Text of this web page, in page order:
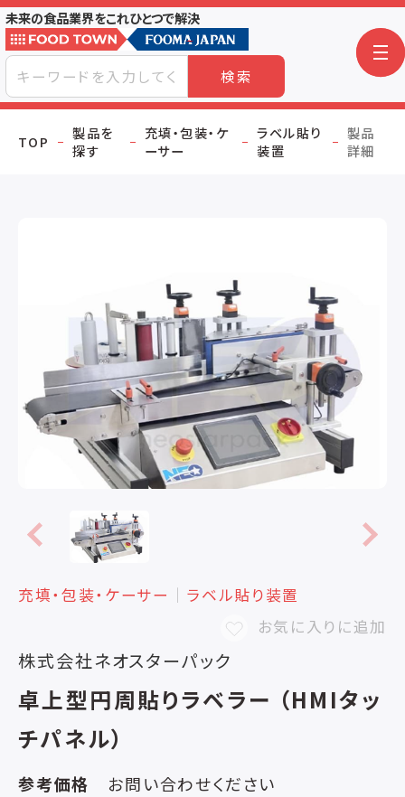
未来の食品業界をこれひとつで解決
検索
TOP
製品を
探す
充填・包装・ケ
ーサー
ラベル貼り
装置
製品
詳細
充填・包装・ケーサー │ ラベル貼り装置
お気に入りに追加
株式会社ネオスターパック
卓上型円周貼りラベラー （HMIタッ
チパネル）
参考価格 お問い合わせください